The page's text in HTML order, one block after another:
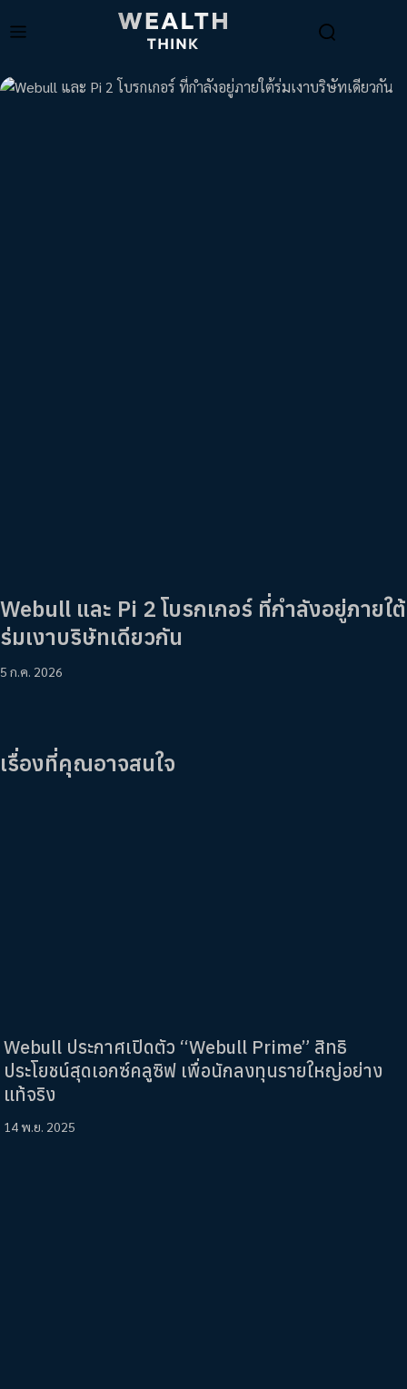
Webull และ Pi 2 โบรกเกอร์ ที่กำลังอยู่ภายใต้
ร่มเงาบริษัทเดียวกัน
5 ก.ค. 2026
เรื่องที่คุณอาจสนใจ
Webull ประกาศเปิดตัว “Webull Prime” สิทธิ
ประโยชน์สุดเอกซ์คลูซิฟ เพื่อนักลงทุนรายใหญ่อย่าง
แท้จริง
14 พ.ย. 2025